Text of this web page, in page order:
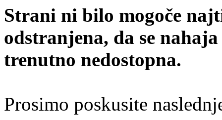
Strani ni bilo mogoče
odstranjena, da se
trenutno nedostopna.
Prosimo poskusite